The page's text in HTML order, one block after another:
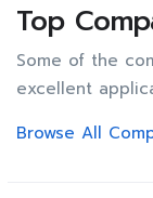
Top
Some of the
excellent
Browse All